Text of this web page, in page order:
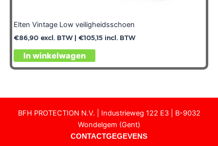
Elten Vintage Low veiligheidsschoen
€86,90 excl. BTW | €105,15 incl. BTW
In winkelwagen
BFH PROTECTION N.V. | Industrieweg 122 E3 | B-9032
Wondelgem (Gent)
CONTACTGEGEVENS